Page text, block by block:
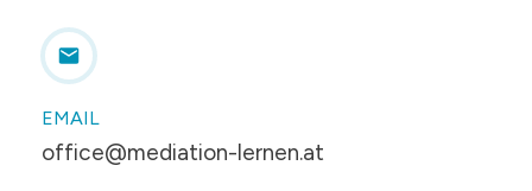
EMAIL
office@mediation-lernen.at